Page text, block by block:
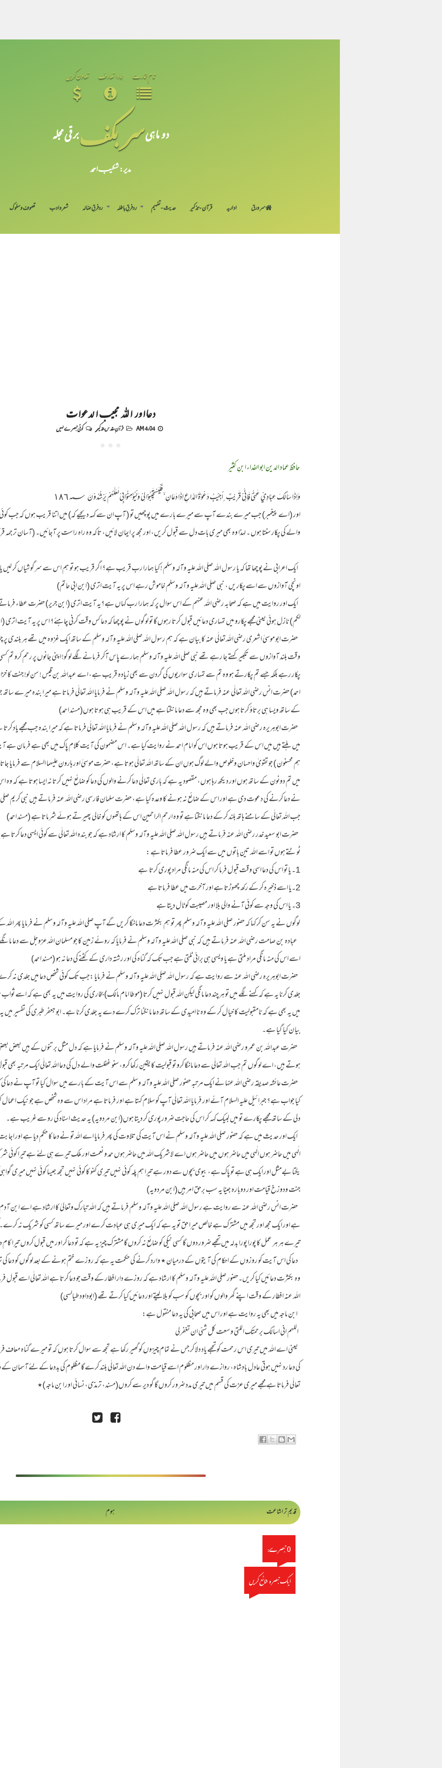
تمام شمارے ہمارا تعارف تعاون کریں
دو ماہیسر بکفبرقی مجلہ
مدیر: شکیبـ احمد
سر ورق اداریہ قرآن-تذکیر حدیث-تفہیم رد فرقِ باطلہ رد فرقِ ضالہ شعر و ادب تصوف و سلوک
دعااور اللہ مجیب الدعوات
4:04 AM قرآنِ مقدس-تذکیر کوئی تبصرے نہیں
حافظ عماد الدین ابو الفداء ابنِ کثیر
وَاِذَا سَاَلَكَ عِبَادِيْ عَنِّىْ فَاِنِّىْ قَرِيْبٌ ۭ اُجِيْبُ دَعْوَةَ الدَّاعِ اِذَا دَعَانِ ۙفَلْيَسْتَجِيْبُوْا لِيْ وَلْيُؤْمِنُوْابِيْ لَعَلَّهُمْ يَرْشُدُوْنَ ١٨٦؁
اور (اے پیغمبر) جب میرے بندے آپ سے میرے بارے میں پوچھیں تو ( آپ ان سے کہہ دیجیے کہ) میں اتنا قریب ہوں کہ جب کوئی
والے کی پکار سنتا ہوں ۔ لہذا وہ بھی میری بات دل سے قبول کریں، اور مجھ پر ایمان لائیں، تاکہ وہ راہ راست پر آجائیں۔ (آسان ترجمہ قرآن- سورہ ٢
ایک اعرابی نے پوچھا تھا کہ یا رسول اللہ صلی اللہ علیہ وآلہ وسلم ! کیا ہمارا رب قریب ہے؟ اگر قریب ہو تو ہم اس سے سرگوشیاں کر لیں
اونچی آوازوں سے اسے پکاریں ، نبی صلی اللہ علیہ وآلہ وسلم خاموش رہے اس پر یہ آیت اتری (ابن ابی حاتم)
ایک اور روایت میں ہے کہ صحابہ رضی اللہ عنہم کے اس سوال پر کہ ہمارا رب کہاں ہے؟یہ آیت اتری (ابن جریر) حضرت عطاء
لکم) نازل ہوئی یعنی مجھے پکارو میں تمہاری دعائیں قبول کرتا رہوں گا تو لوگوں نے پوچھا کہ دعا کس وقت کرنی چاہئے؟ اس پر یہ آیت
حضرت ابو موسیٰ اشعری رضی اللہ تعالٰی عنہ کا بیان ہے کہ ہم رسول اللہ صلی اللہ علیہ وآلہ وسلم کے ساتھ ایک غزوہ میں تھے ہر بلندی
وقت بلند آوازوں سے تکبیر کہتے جا رہے تھے نبی صلی اللہ علیہ وآلہ وسلم ہمارے پاس آکر فرمانے لگے لوگو! اپنی جانوں پر رحم کرو تم
پکار رہے بلکہ جسے تم پکارتے ہو وہ تم سے تمہاری سواریوں کی گردن سے بھی زیادہ قریب ہے، اے عبداللہ بن قیس ! سن لو! جنت کا خزانہ
احمد) حضرت انس رضی اللہ تعالٰی عنہ فرماتے ہیں کہ رسول اللہ صلی اللہ علیہ وآلہ وسلم نے فرمایا اللہ تعالٰی فرماتا ہے میرا بندہ میرے
کے ساتھ ویسا ہی برتاؤ کرتا ہوں جب بھی وہ مجھ سے دعا مانگتا ہے میں اس کے قریب ہی ہوتا ہوں(مسند احمد)
حضرت ابوہریرہ رضی اللہ عنہ فرماتے ہیں کہ رسول اللہ صلی اللہ علیہ وآلہ وسلم نے فرمایا اللہ تعالٰی فرماتا ہے کہ میرا بندہ جب مجھے
میں ہلتے ہیں میں اس کے قریب ہوتا ہوں اس کو امام احمد نے روایت کیا ہے۔ اس مضمون کی آیت کلام پاک میں بھی ہے فرمان ہے
ہم محسنون ) جو تقویٰ واحسان وخلوص والے لوگ ہوں ان کے ساتھ اللہ تعالٰی ہوتا ہے، حضرت موسیٰ اور ہارون علیہما السلام سے فرمایا
میں تم دونون کے ساتھ ہوں اور دیکھ رہا ہوں، مقصود یہ ہے کہ باری تعالٰی دعا کرنے والوں کی دعا کو ضائع نہیں کرتا نہ ایسا ہوتا ہے کہ
نے دعا کرنے کی دعوت دی ہے اور اس کے ضائع نہ ہونے کا وعدہ کیا ہے، حضرت سلمان فارسی رضی اللہ عنہ فرماتے ہیں نبی کریم صلی
جب اللہ تعالٰی کے سامنے ہاتھ بلند کر کے دعا مانگتا ہے تو وہ ارحم الراحمین اس کے ہاتھوں کو خالی پھیرتے ہوئے شرماتا ہے (مسند احمد)
حضرت ابو سعید خدر رضی اللہ عنہ فرماتے ہیں رسول اللہ صلی اللہ علیہ وآلہ وسلم کا ارشاد ہے کہ جو بندہ اللہ تعالٰی سے کوئی ایسی دعا کرتا
ٹوٹتے ہوں تو اسے اللہ تین باتوں میں سے ایک ضرور عطا فرماتا ہے :
1۔ یا تو اس کی دعا اسی وقت قبول فرما کر اس کی منہ مانگی مراد پوری کرتا ہے
2۔یا اسے ذخیرہ کر کے رکھ چھوڑتا ہے اور آخرت میں عطا فرماتا ہے
3۔ یا اس کی وجہ سے کوئی آنے والی بلا اور مصیبت کو ٹال دیتا ہے
لوگوں نے یہ سن کر کہا کہ حضور صلی اللہ علیہ وآلہ وسلم پھر تو ہم بکثرت دعا مانگا کریں گے آپ صلی اللہ علیہ وآلہ وسلم نے فرمایا پھر
عبادہ بن صامت رضی اللہ عنہ فرماتے ہیں کہ نبی صلی اللہ علیہ وآلہ وسلم نے فرمایا کہ روئے زمین کا جو مسلمان اللہ عزوجل سے دعا مانگے
اسے اس کی منہ مانگی مراد ملتی ہے یا ویسی ہی برائی ٹلتی ہے جب تک کہ گناہ کی اور رشتہ داری کے کٹنے کی دعا نہ ہو (مسند احمد)
حضرت ابوہریرہ رضی اللہ عنہ سے روایت ہے کہ رسول اللہ صلی اللہ علیہ وآلہ وسلم نے فرمایا :جب تک کوئی شخص دعا میں جلدی نہ
جلدی کرنا یہ ہے کہ کہنے لگے میں تو ہر چند دعا مانگی لیکن اللہ قبول نہیں کرتا (موطا امام مالک) بخاری کی روایت میں یہ بھی ہے کہ اسے
میں یہ بھی ہے کہ نامقبولیت کا خیال کر کے وہ نا امیدی کے ساتھ دعا مانگنا ترک کرے دے یہ جلدی کرنا ہے۔ ابو جعفر طبری کی تفسیر میں
بیان کیا گیا ہے۔
حضرت عبداللہ بن عمرو رضی اللہ عنہ فرماتے ہیں رسول اللہ صلی اللہ علیہ وآلہ وسلم نے فرمایا ہے کہ دل مثل برتنوں کے ہیں بعض
ہوتے ہیں، اے لوگوں تم جب اللہ تعالٰی سے دعا مانگا کرو تو قبولیت کا یقین رکھا کرو، سنو غفلت والے دل کی دعا اللہ تعالٰی ایک مرتبہ بھی
حضرت عائشہ صدیقہ رضی اللہ عنہا نے ایک مرتبہ حضور صلی اللہ علیہ وآلہ وسلم سے اس آیت کے بارے میں سوال کیا تو آپ نے دعا کی
کیا جواب ہے؟ جبرائیل علیہ السلام آئے اور فرمایا اللہ تعالٰی آپ کو سلام کہتا ہے اور فرماتا ہے مراد اس سے وہ شخص ہے جو نیک
دلی کے ساتھ مجھے پکارے تو میں لبیک کہہ کر اس کی حاجت ضرور پوری کر دیتا ہوں(ابن مردویہ) یہ حدیث اسناد کی رو سے غریب ہے۔
ایک اور حدیث میں ہے کہ حضور صلی اللہ علیہ وآلہ وسلم نے اس آیت کی تلاوت کی پھر فرمایا اے اللہ تو نے دعا کا حکم دیا ہے اور
الٰہی میں حاضر ہوں الٰہی میں حاضر ہوں میں حاضر ہوں اے لاشریک اللہ میں حاضر ہوں حمد و نعمت اور ملک تیرے ہی لئے ہے تیرا کوئی
یکتا بےمثل اور ایک ہی ہے تو پاک ہے، بیوی بچوں سے دور ہے تیرا ہم پلہ کوئی نہیں تیری کفو کا کوئی نہیں تجھ جیسا کوئی نہیں میری
جنت ودوزخ قیامت اور دوبارہ جینا یہ سب برحق امر ہیں(ابن مردویہ)
حضرت انس رضی اللہ عنہ سے روایت ہے رسول اللہ صلی اللہ علیہ وآلہ وسلم فرماتے ہیں کہ اللہ تبارک وتعالیٰ کا ارشاد ہے اے ابن
ہے اور ایک مجھ اور تجھ میں مشترک ہے خالص میرا حق تو یہ ہے کہ ایک میری ہی عبادت کرے اور میرے ساتھ کسی کو شریک نہ
تیرے ہر ہر عمل کا پورا پورا بدلہ میں تجھے ضرور دوں گا کسی نیکی کو ضائع نہ کروں گا مشترک چیز یہ ہے کہ تو دعا کر اور میں قبول کروں تیرا کام
دعا کی اس آیت کو روزوں کے احکام کی آیتوں کے درمیان ٭ وارد کرنے کی حکمت یہ ہے کہ روزے ختم ہونے کے بعد لوگوں کو دعا کی
وہ بکثرت دعائیں کیا کریں۔حضور صلی اللہ علیہ وآلہ وسلم کا ارشاد ہے کہ روزے دار افطار کے وقت جو دعا کرتا ہے اللہ تعالٰی اسے
اللہ عنہ افطار کے وقت اپنے گھر والوں کو اور بچوں کو سب کو بلا لیتے اور دعائیں کیا کرتے تھے (ابوداود طیالسی)
ابن ماجہ میں بھی یہ روایت ہے اور اس میں صحابی کی یہ دعا منقول ہے:
اللہم انی اسألک برحمتک اللتی وسعت کل شئی ان تغفرلی
یعنی اے اللہ میں تیری اس رحمت کو تجھے یاد دلا کر جس نے تمام چیزوں کو گھیر رکھا ہے تجھ سے سوال کرتا ہوں کہ تو میرے گناہ
کی دعا رد نہیں ہوتی عادل بادشاہ، روازے دار اور مظلوم اسے قیامت والے دن اللہ تعالٰی بلند کرے گا مظلوم کی بددعا کے لئے آسمان
تعالٰی فرماتا ہے مجھے میری عزت کی قسم میں تیری مدد ضرور کروں گا گو دیر سے کروں(مسند، ترمذی، نسائی اور ابن ماجہ )٭
قدیم تر اشاعت ہوم
0 تبصرے:
ایک تبصرہ شائع کریں